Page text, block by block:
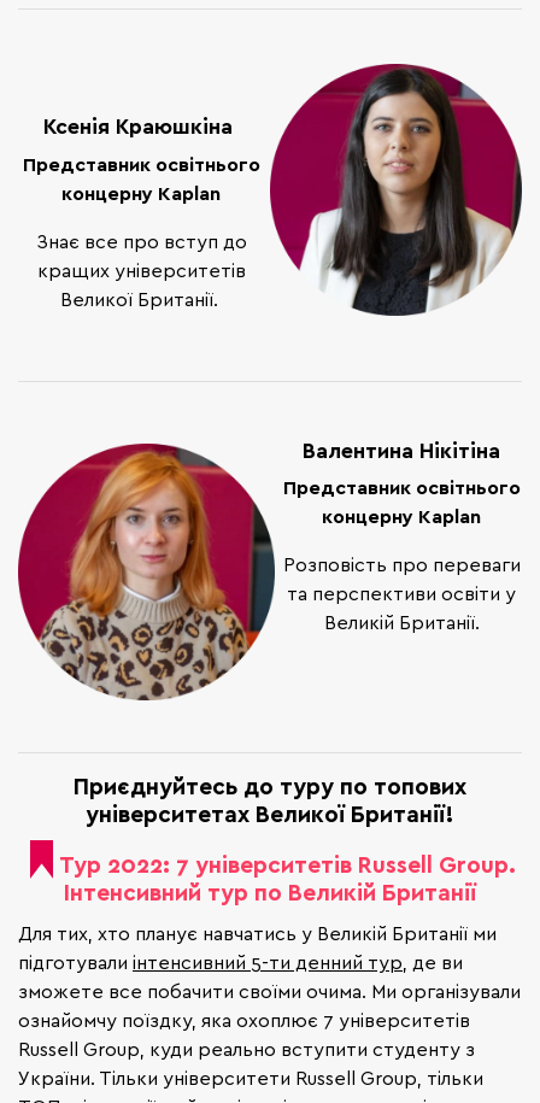
Ксенія Краюшкіна
Представник освітнього
концерну Kaplan
Знає все про вступ до
кращих університетів
Великої Британії.
Валентина Нікітіна
Представник освітнього
концерну Kaplan
Розповість про переваги
та перспективи освіти у
Великій Британії.
Приєднуйтесь до туру по топових
університетах Великої Британії!
Тур 2022: 7 університетів Russell Group.
Інтенсивний тур по Великій Британії
Для тих, хто планує навчатись у Великій Британії ми
підготували інтенсивний 5-ти денний тур , де ви
зможете все побачити своїми очима. Ми організували
ознайомчу поїздку, яка охоплює 7 університетів
Russell Group, куди реально вступити студенту з
України. Тільки університети Russell Group, тільки